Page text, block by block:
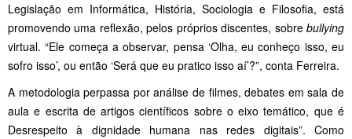
Legislação em Informática, História, Sociologia e Filosofia, está
promovendo uma reflexão, pelos próprios discentes, sobre bullying
virtual. “Ele começa a observar, pensa ‘Olha, eu conheço isso, eu
sofro isso’, ou então ‘Será que eu pratico isso aí’?”, conta Ferreira.
A metodologia perpassa por análise de filmes, debates em sala de
aula e escrita de artigos científicos sobre o eixo temático, que é
Desrespeito à dignidade humana nas redes digitais”. Como